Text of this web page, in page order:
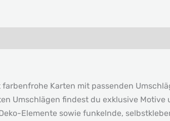
Karten mit passenden
Umschlägen findest du exklusive
Elemente sowie funkelnde,